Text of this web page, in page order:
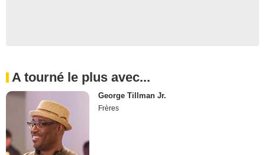
A tourné le plus avec...
George Tillman Jr.
Frères